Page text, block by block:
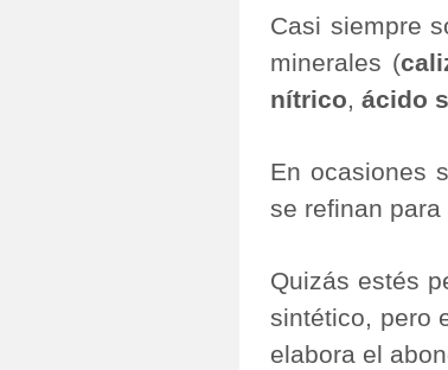
Casi siempre
minerales (
nítrico,ácido
En ocasiones
se refinan
Quizás estés
sintético, pero
elabora el